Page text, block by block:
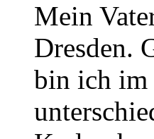
Mein
Dresden.
bin ich im